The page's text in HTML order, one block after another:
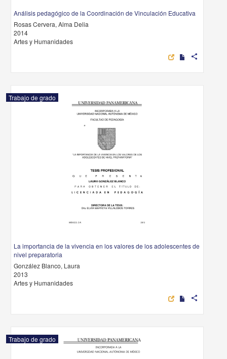
Análisis pedagógico de la Coordinación de Vinculación Educativa
Rosas Cervera, Alma Delia
2014
Artes y Humanidades
share
Trabajo de grado
La importancia de la vivencia en los valores de los adolescentes de
nivel preparatoria
González Blanco, Laura
2013
Artes y Humanidades
share
Trabajo de grado